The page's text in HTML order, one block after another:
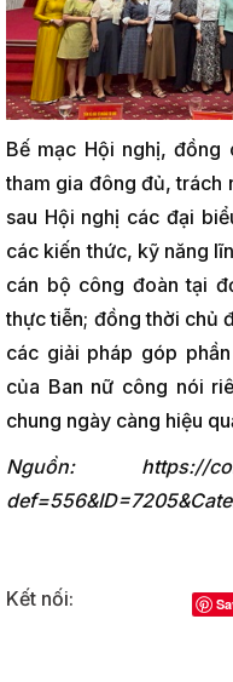
Bế mạc Hội nghị, đồng
tham gia đông đủ, trách
sau Hội nghị các đại
các kiến thức, kỹ năng
cán bộ công đoàn tại
thực tiễn; đồng thời chủ
các giải pháp góp
của Ban nữ công nói
chung ngày càng hiệu
Nguồn: https://
Kết nối: